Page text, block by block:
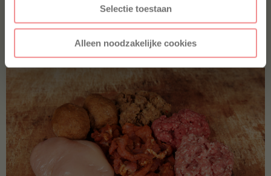
Selectie toestaan
Alleen noodzakelijke cookies
nou niet voor lekker, makkelijk én gezond?